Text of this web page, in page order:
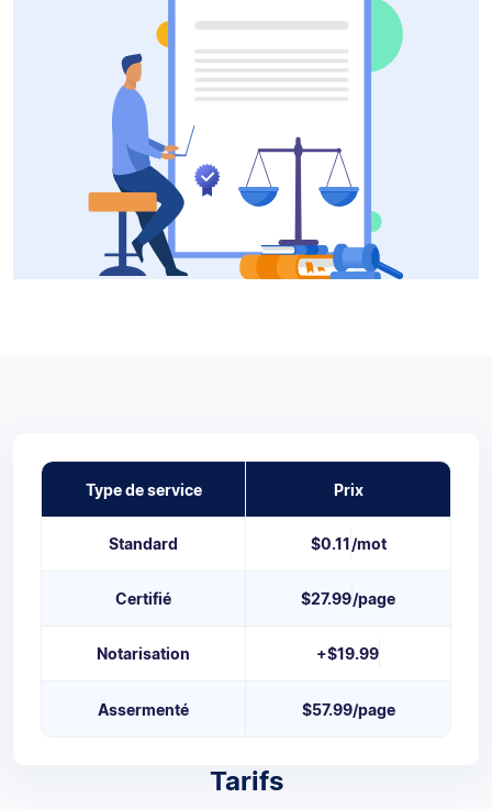
Tarifs
Type de service Prix
Standard $0.11/mot
Certifié $27.99/page
Notarisation +$19.99
Assermenté $57.99/page